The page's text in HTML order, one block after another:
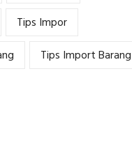
Tips Impor
Tips Import Barang